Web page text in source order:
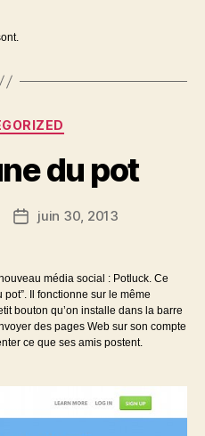
Catégories
du pot
Datejuin 30, 2013
média social : Potluck. Ce
Il fonctionne sur le même
bouton qu’on installe dans la barre
des pages Web sur son compte
ce que ses amis postent.